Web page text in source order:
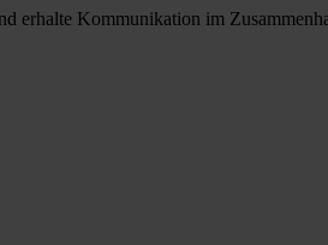
erhalte Kommunikation im